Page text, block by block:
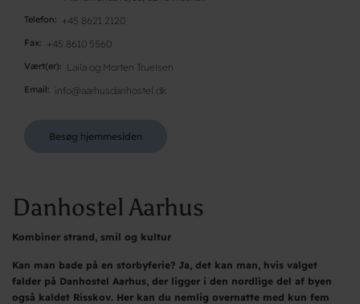
Telefon +45 8621 2120
Fax +45 8610 5560
Vært(er) Laila og Morten Truelsen
Email info@aarhusdanhostel.dk
Besøg hjemmesiden
Danhostel Aarhus
Kombiner strand, smil og kultur
Kan man bade på en storbyferie? Ja, det kan man, hvis valget
falder på Danhostel Aarhus, der ligger i den nordlige del af byen
også kaldet Risskov. Her kan du nemlig overnatte med kun fem